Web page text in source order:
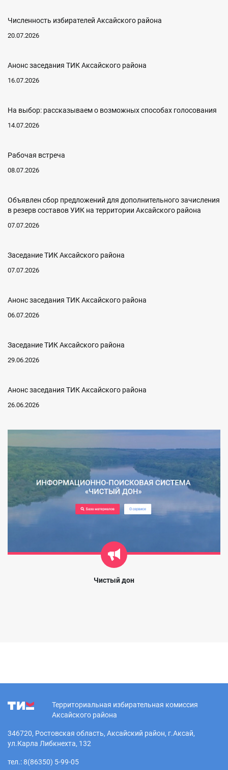
Численность избирателей Аксайского района
20.07.2026
Анонс заседания ТИК Аксайского района
16.07.2026
На выбор: рассказываем о возможных способах голосования
14.07.2026
Рабочая встреча
08.07.2026
Объявлен сбор предложений для дополнительного зачисления
в резерв составов УИК на территории Аксайского района
07.07.2026
Заседание ТИК Аксайского района
07.07.2026
Анонс заседания ТИК Аксайского района
06.07.2026
Заседание ТИК Аксайского района
29.06.2026
Анонс заседания ТИК Аксайского района
26.06.2026
Чистый дон
Территориальная избирательная комиссия
Аксайского района
346720, Ростовская область, Аксайский район, г.Аксай,
ул.Карла Либкнехта, 132
тел.: 8(86350) 5-99-05